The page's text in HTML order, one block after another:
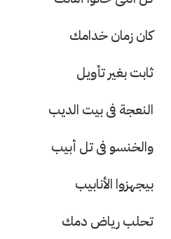
كان زمان خدامك
ثابت بغير تأويل
النعجة فى بيت الديب
والخنسو فى تل أبيب
بيجهزوا الأنابيب
تحلب رياض دمك